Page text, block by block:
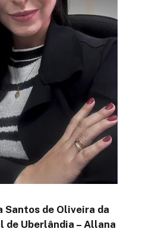
de Oliveira da
de Uberlândia – Allana